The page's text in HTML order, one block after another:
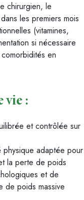
chirurgien, le
les premiers mois
(vitamines,
si nécessaire
en
vie :
et contrôlée sur
physique adaptée pour
la perte de poids
et de
de poids massive